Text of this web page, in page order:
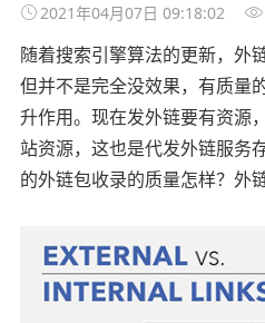
2021年04月07日 09:18:02
随着搜索引擎算法的更新，外
但并不是完全没效果，有质量
升作用。现在发外链要有资源
站资源，这也是代发外链服务
的外链包收录的质量怎样？外